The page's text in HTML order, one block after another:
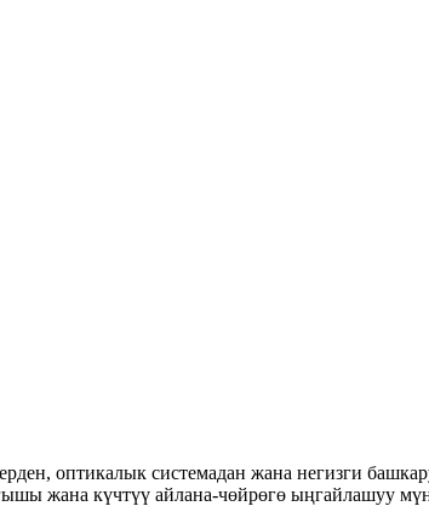
оптикалык системадан жана негизги
жана күчтүү айлана-чөйрөгө ыңгайлашуу